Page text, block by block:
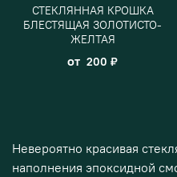
СТЕКЛЯННАЯ КРОШКА
БЛЕСТЯЩАЯ ЗОЛОТИСТО-
ЖЕЛТАЯ
от 200 ₽
Невероятно красивая
наполнения эпоксидной